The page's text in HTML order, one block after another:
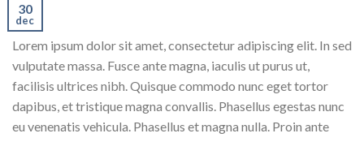
30
dec
Lorem ipsum dolor sit amet, consectetur adipiscing elit. In sed
vulputate massa. Fusce ante magna, iaculis ut purus ut,
facilisis ultrices nibh. Quisque commodo nunc eget tortor
dapibus, et tristique magna convallis. Phasellus egestas nunc
eu venenatis vehicula. Phasellus et magna nulla. Proin ante